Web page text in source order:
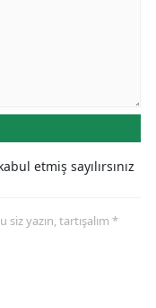
etmiş sayılırsınız
yazın, tartışalım *